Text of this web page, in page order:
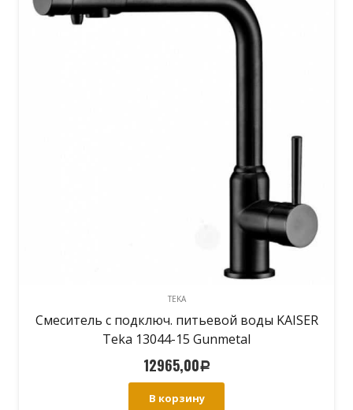
TEKA
Смеситель с подключ. питьевой воды KAISER
Teka 13044-15 Gunmetal
12965,00Р
В корзину